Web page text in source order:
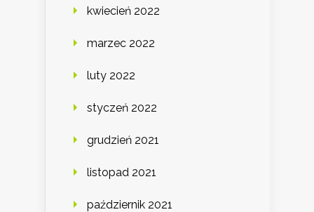
kwiecień 2022
marzec 2022
luty 2022
styczeń 2022
grudzień 2021
listopad 2021
październik 2021